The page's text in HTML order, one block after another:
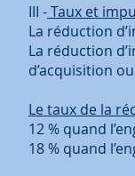
III -Taux et
La réduction
La réduction
d’acquisition
Le taux de la
12 % quand
18 % quand